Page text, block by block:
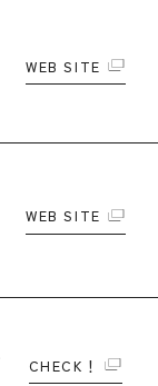
WEB SITE
WEB SITE
CHECK！